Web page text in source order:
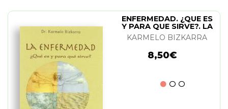
ENFERMEDAD. ¿QUE ES
Y PARA QUE SIRVE?. LA
KARMELO BIZKARRA
8,50€